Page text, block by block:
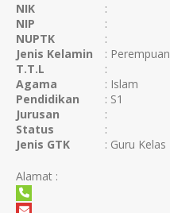
NIK
:
NIP
:
NUPTK
:
Jenis Kelamin
: Perempuan
T.T.L
:
Agama
: Islam
Pendidikan
: S1
Jurusan
:
Status
:
Jenis GTK
: Guru Kelas
Alamat :